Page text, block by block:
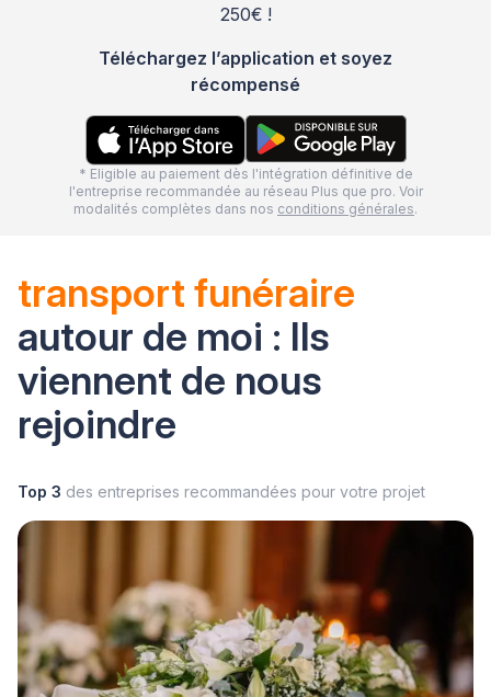
250€ !
Téléchargez l’application et soyez
récompensé
* Eligible au paiement dès l'intégration définitive de
l'entreprise recommandée au réseau Plus que pro. Voir
modalités complètes dans nos conditions générales.
transport funéraire
autour de moi : Ils
viennent de nous
rejoindre
Top 3 des entreprises recommandées pour votre projet